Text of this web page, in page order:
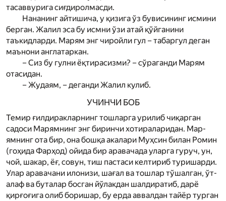
тасаввурига сиғдиролмасди.
Нананинг айтишича, у қизига ўз бувисининг исмини
берган. Жалил эса бу исмни ўзи атай қўйганини
таъкидларди. Мар­ям энг чиройли гул – табаргул деган
маънони англатаркан.
– Сиз бу гулни ёқтирасизми? – сўраганди Мар­ям
отасидан.
– Жудаям, – деганди Жалил кулиб.
УЧИНЧИ БОБ
Темир ғилдиракларнинг тошларга урилиб чиқарган
садоси Мар­ямнинг энг биринчи хотираларидан. Мар­
ямнинг ота бир, она бошқа акалари Муҳсин билан Ромин
(гоҳида Фарҳод) ойида бир аравачада уларга гуруч, ун,
чой, шакар, ёғ, совун, тиш пастаси келтириб туришарди.
Улар аравачани илонизи, шағал ва тошлар тўшалган, ўт-
алаф ва буталар босган йўлакдан шалдиратиб, дарё
қирғоғига олиб боришар, бу ерда аввалдан тайёр турган